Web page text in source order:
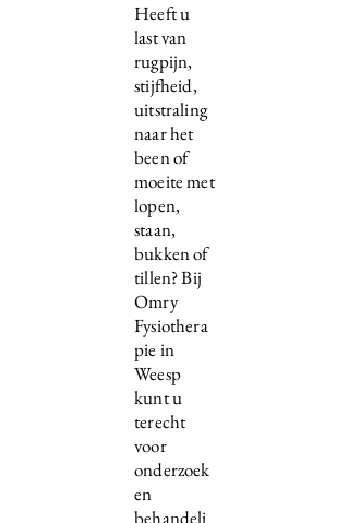
Heeft u
last van
rugpijn,
stijfheid,
uitstraling
naar het
been of
moeite met
lopen,
staan,
bukken of
tillen? Bij
Omry
Fysiothera
pie in
Weesp
kunt u
terecht
voor
onderzoek
en
behandeli